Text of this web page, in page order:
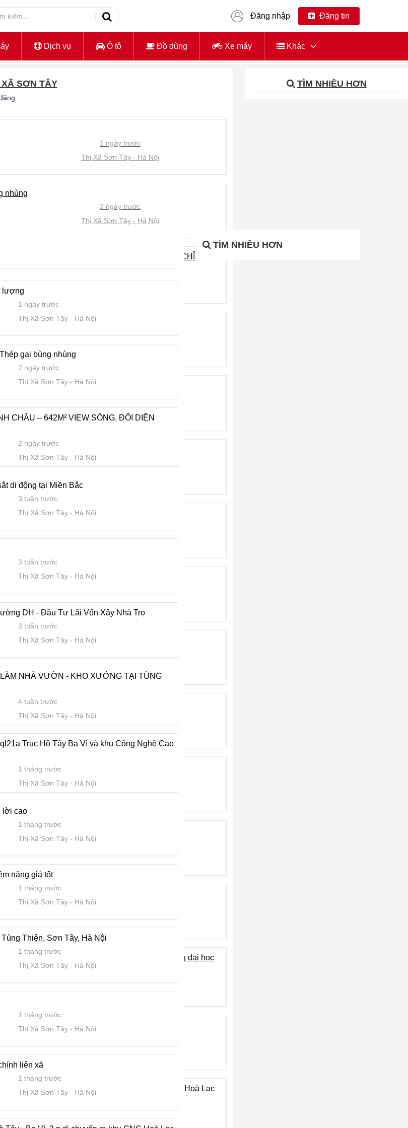
Đăng nhập Đăng tin
Dịch vụ Ô tô Đồ dùng Xe máy Khác
SƠN TÂY
1 ngày trước
Thị Xã Sơn Tây Hà Nội
nhùng
2 ngày trước
Thị Xã Sơn Tây Hà Nội
VIEW SÔNG, ĐỐI DIỆN ASEAN RESORT – CHỈ 8,5 TỶ
2 ngày trước
Bắc
3 tuần trước
3 tuần trước
Thị Xã Sơn Tây Hà Nội
Tư Lãi Vốn Xây Nhà Trọ
Thị Xã Sơn Tây Hà Nội
- KHO XƯỞNG TẠI TÙNG THIỆN, SƠN TÂY
Thị Xã Sơn Tây Hà Nội
Ba Vì và khu Công Nghệ Cao Hoà Lạc
Thị Xã Sơn Tây Hà Nội
Thị Xã Sơn Tây Hà Nội
Tây, Hà Nội
Thị Xã Sơn Tây Hà Nội
Thị Xã Sơn Tây Hà Nội
Thị Xã Sơn Tây Hà Nội
3 p di chuyển ra khu CNC Hoà Lạc và các trường đại học
lớn.Giá chỉ
1 tháng trước
di chuyển ra Đại học quốc gia và khu CNC Hoà Lạc
TÌM NHIỀU HƠN
lượng
1 ngày trước
Thị Xã Sơn Tây Hà Nội
gai bùng nhùng
2 ngày trước
Thị Xã Sơn Tây Hà Nội
CHÂU – 642M² VIEW SÔNG, ĐỐI DIỆN
2 ngày trước
Thị Xã Sơn Tây Hà Nội
di động tại Miền Bắc
3 tuần trước
Thị Xã Sơn Tây Hà Nội
3 tuần trước
Thị Xã Sơn Tây Hà Nội
DH - Đầu Tư Lãi Vốn Xây Nhà Trọ
3 tuần trước
Thị Xã Sơn Tây Hà Nội
NHÀ VƯỜN - KHO XƯỞNG TẠI TÙNG
4 tuần trước
Thị Xã Sơn Tây Hà Nội
Trục Hồ Tây Ba Vì và khu Công Nghệ Cao
1 tháng trước
Thị Xã Sơn Tây Hà Nội
lời cao
1 tháng trước
Thị Xã Sơn Tây Hà Nội
năng giá tốt
1 tháng trước
Thị Xã Sơn Tây Hà Nội
Thiện, Sơn Tây, Hà Nội
1 tháng trước
Thị Xã Sơn Tây Hà Nội
1 tháng trước
Thị Xã Sơn Tây Hà Nội
liên xã
1 tháng trước
Thị Xã Sơn Tây Hà Nội
TÌM NHIỀU HƠN